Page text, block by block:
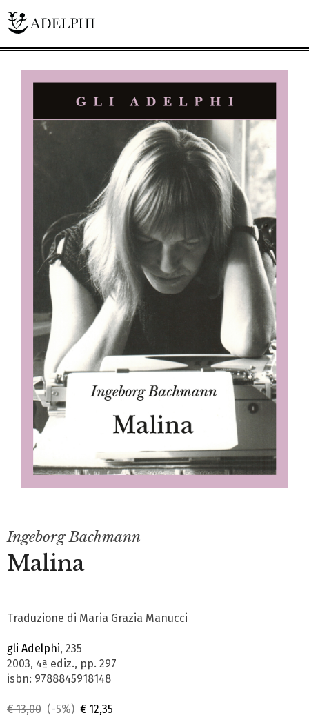
Ingeborg Bachmann
Malina
Traduzione di Maria Grazia Manucci
gli Adelphi, 235
2003, 4ª ediz., pp. 297
isbn: 9788845918148
€ 13,00 (-5%) € 12,35